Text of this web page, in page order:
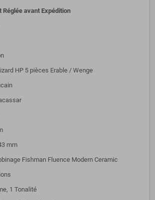
avant Expédition
HP 5 pièces Erable / Wenge
mm
Fishman Fluence Modern Ceramic
1 Tonalité